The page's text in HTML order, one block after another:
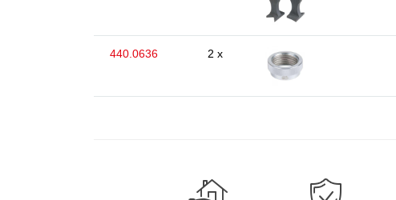
440.0636 2 x